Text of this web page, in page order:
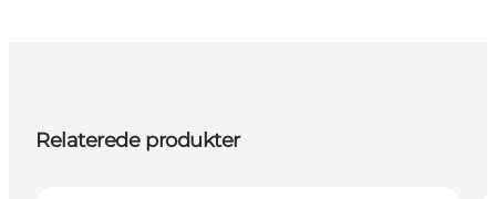
Relaterede produkter